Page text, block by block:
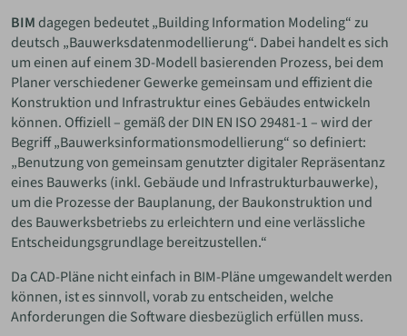
BIMdagegen bedeutet „Building Information Modeling“ zu
deutsch „Bauwerksdatenmodellierung“. Dabei handelt es sich
um einen auf einem 3D-Modell basierenden Prozess, bei dem
Planer verschiedener Gewerke gemeinsam und effizient die
Konstruktion und Infrastruktur eines Gebäudes entwickeln
können. Offiziell – gemäß der DIN EN ISO 29481-1 – wird der
Begriff „Bauwerksinformationsmodellierung“ so definiert:
„Benutzung von gemeinsam genutzter digitaler Repräsentanz
eines Bauwerks (inkl. Gebäude und Infrastrukturbauwerke),
um die Prozesse der Bauplanung, der Baukonstruktion und
des Bauwerksbetriebs zu erleichtern und eine verlässliche
Entscheidungsgrundlage bereitzustellen.“
Da CAD-Pläne nicht einfach in BIM-Pläne umgewandelt werden
können, ist es sinnvoll, vorab zu entscheiden, welche
Anforderungen die Software diesbezüglich erfüllen muss.